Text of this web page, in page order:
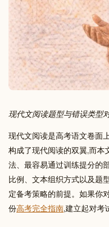
现代文阅读题型与错误类型
现代文阅读是高考语文卷面
构成了现代阅读的双翼,而本
法、最容易通过训练提分的
比例、文本组织方式以及题
定备考策略的前提。如果你
份高考完全指南,建立起对考